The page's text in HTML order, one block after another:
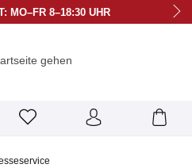
MO–FR 8–18:30 UHR
€ FREI ZZGL. PFAND